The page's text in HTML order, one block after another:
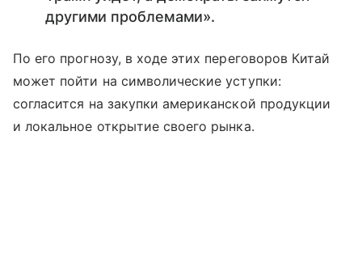
другими проблемами».
По его прогнозу, в ходе этих переговоров Китай
может пойти на символические уступки:
согласится на закупки американской продукции
и локальное открытие своего рынка.